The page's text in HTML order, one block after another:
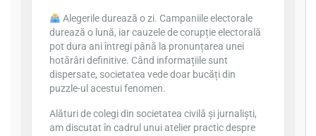
Alegerile durează o zi. Campaniile electorale
durează o lună, iar cauzele de corupție electorală
pot dura ani întregi până la pronunțarea unei
hotărâri definitive. Când informațiile sunt
dispersate, societatea vede doar bucăți din
puzzle-ul acestui fenomen.
Alături de colegi din societatea civilă și jurnaliști,
am discutat în cadrul unui atelier practic despre